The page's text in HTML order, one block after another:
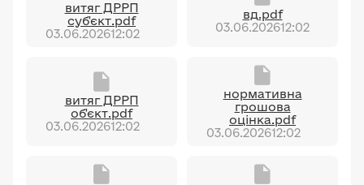
витяг ДРРП
суб'єкт.pdf
03.06.202612:02
вд.pdf
03.06.202612:02
витяг ДРРП
об'єкт.pdf
03.06.202612:02
нормативна
грошова
оцінка.pdf
03.06.202612:02